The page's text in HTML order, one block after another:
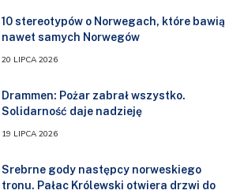
10 stereotypów o Norwegach, które bawią
nawet samych Norwegów
20 LIPCA 2026
Drammen: Pożar zabrał wszystko.
Solidarność daje nadzieję
19 LIPCA 2026
Srebrne gody następcy norweskiego
tronu. Pałac Królewski otwiera drzwi do